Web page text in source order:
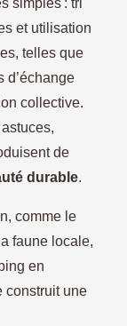
simples : tri
et utilisation
telles que
d’échange
collective.
de
durable.
comme le
faune locale,
en
construit une